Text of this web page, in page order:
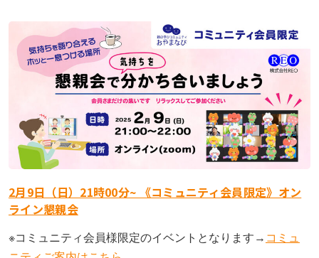
2月9日（日）21時00分~ 《コミュニティ会員限定》オン
ライン懇親会
※コミュニティ会員様限定のイベントとなります→ コミュ